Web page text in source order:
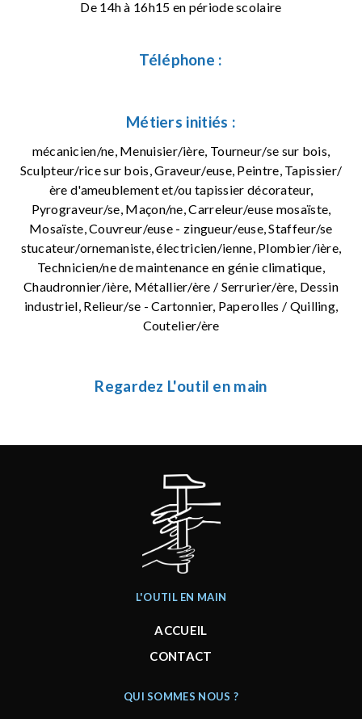
De 14h à 16h15 en période scolaire
Téléphone :
Métiers initiés :
mécanicien/ne, Menuisier/ière, Tourneur/se sur bois,
Sculpteur/rice sur bois, Graveur/euse, Peintre, Tapissier/
ère d'ameublement et/ou tapissier décorateur,
Pyrograveur/se, Maçon/ne, Carreleur/euse mosaïste,
Mosaïste, Couvreur/euse - zingueur/euse, Staffeur/se
stucateur/ornemaniste, électricien/ienne, Plombier/ière,
Technicien/ne de maintenance en génie climatique,
Chaudronnier/ière, Métallier/ère / Serrurier/ère, Dessin
industriel, Relieur/se - Cartonnier, Paperolles / Quilling,
Coutelier/ère
Regardez L'outil en main
L'OUTIL EN MAIN
ACCUEIL
CONTACT
QUI SOMMES NOUS ?